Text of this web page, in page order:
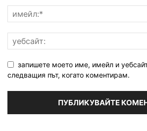
запишете моето име, имейл и
следващия път, когато коментирам.